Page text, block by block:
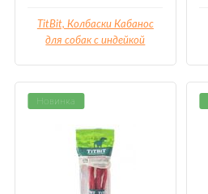
TitBit, Колбаски Кабанос
для собак с индейкой
Новинка